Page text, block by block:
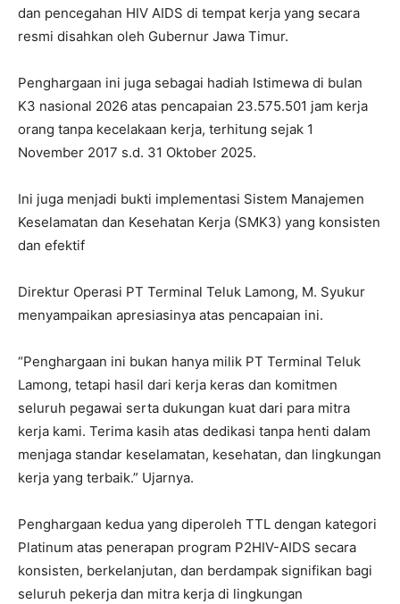
dan pencegahan HIV AIDS di tempat kerja yang secara
resmi disahkan oleh Gubernur Jawa Timur.
Penghargaan ini juga sebagai hadiah Istimewa di bulan
K3 nasional 2026 atas pencapaian 23.575.501 jam kerja
orang tanpa kecelakaan kerja, terhitung sejak 1
November 2017 s.d. 31 Oktober 2025.
Ini juga menjadi bukti implementasi Sistem Manajemen
Keselamatan dan Kesehatan Kerja (SMK3) yang konsisten
dan efektif
Direktur Operasi PT Terminal Teluk Lamong, M. Syukur
menyampaikan apresiasinya atas pencapaian ini.
“Penghargaan ini bukan hanya milik PT Terminal Teluk
Lamong, tetapi hasil dari kerja keras dan komitmen
seluruh pegawai serta dukungan kuat dari para mitra
kerja kami. Terima kasih atas dedikasi tanpa henti dalam
menjaga standar keselamatan, kesehatan, dan lingkungan
kerja yang terbaik.” Ujarnya.
Penghargaan kedua yang diperoleh TTL dengan kategori
Platinum atas penerapan program P2HIV-AIDS secara
konsisten, berkelanjutan, dan berdampak signifikan bagi
seluruh pekerja dan mitra kerja di lingkungan